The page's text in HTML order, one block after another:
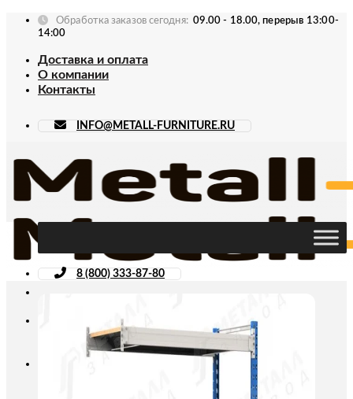
Skip
Обработка заказов сегодня: 09.00 - 18.00, перерыв 13:00-
14:00
Доставка и оплата
О компании
Контакты
INFO@METALL-FURNITURE.RU
8 (800) 333-87-80